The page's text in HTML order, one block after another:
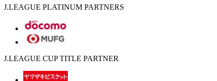
J.LEAGUE PLATINUM PARTNERS
J.LEAGUE CUP TITLE PARTNER